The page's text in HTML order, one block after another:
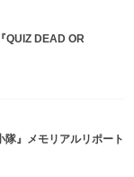
QUIZ DEAD OR
隊』メモリアルリポート